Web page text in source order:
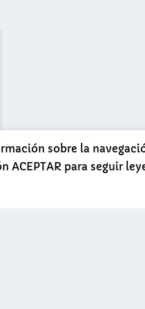
sobre la
ACEPTAR para seguir